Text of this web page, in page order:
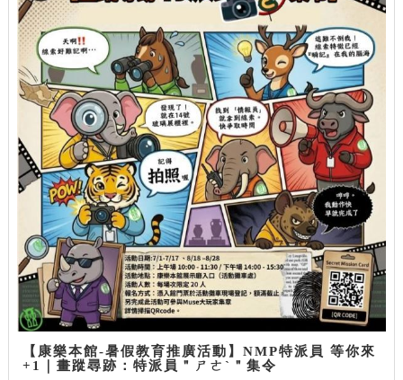
【康樂本館-暑假教育推廣活動】NMP特派員 等你來
+1｜畫蹤尋跡：特派員＂ㄕㄜˋ＂集令